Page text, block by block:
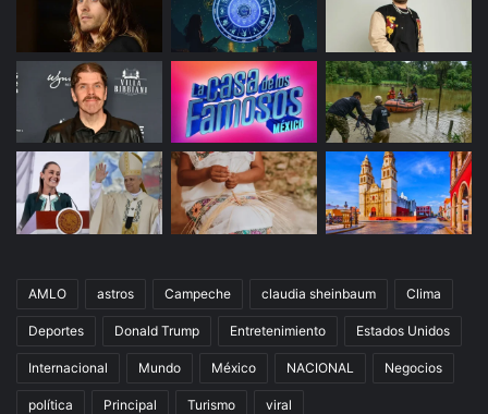
AMLO astros Campeche claudia sheinbaum Clima
Deportes Donald Trump Entretenimiento Estados Unidos
Internacional Mundo México NACIONAL Negocios
política Principal Turismo viral